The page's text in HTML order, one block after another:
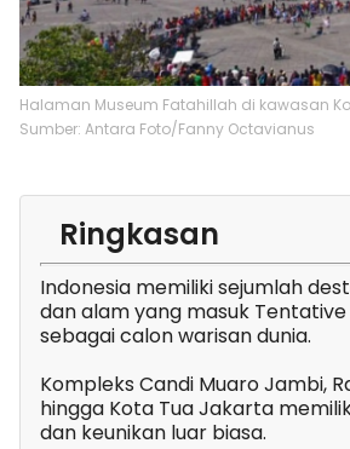
Halaman Museum Fatahillah di kawasan
Sumber: Antara Foto/Fanny Octavianus
Ringkasan
Indonesia memiliki sejumlah
dan alam yang masuk Tentative
sebagai calon warisan dunia.
Kompleks Candi Muaro Jambi,
hingga Kota Tua Jakarta
dan keunikan luar biasa.